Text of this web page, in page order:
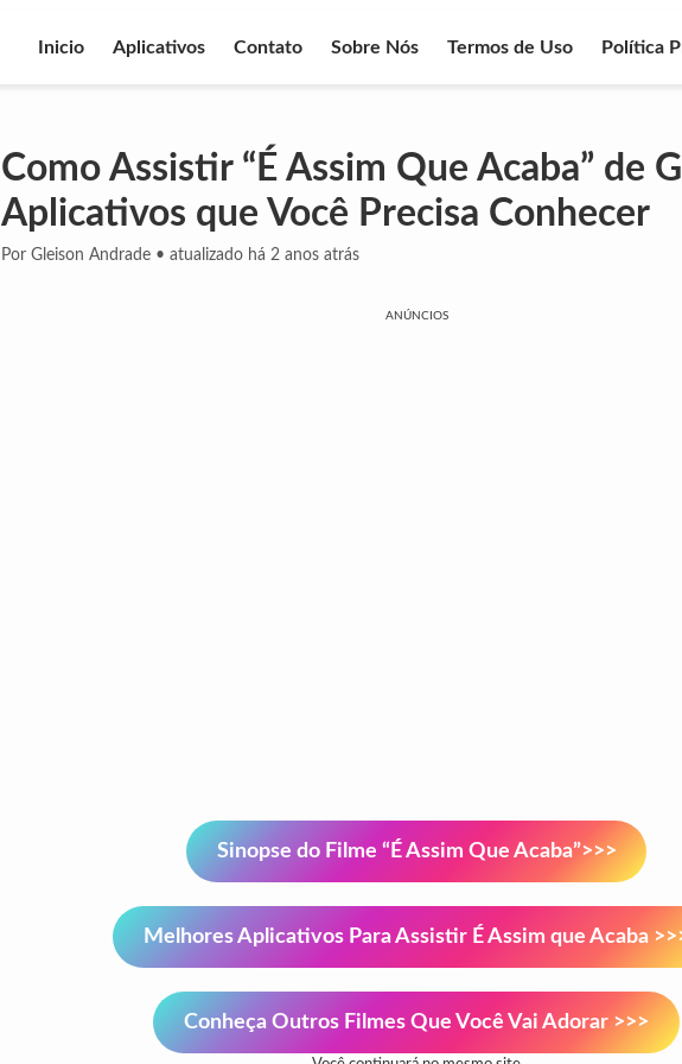
Inicio Aplicativos Contato Sobre Nós Termos de Uso Política
Como Assistir “É Assim Que Acaba” de
Aplicativos que Você Precisa Conhecer
Por Gleison Andrade • atualizado há 2 anos atrás
ANÚNCIOS
Sinopse do Filme “É Assim Que Acaba”>>>
Melhores Aplicativos Para Assistir É Assim que Acaba
Conheça Outros Filmes Que Você Vai Adorar >>>